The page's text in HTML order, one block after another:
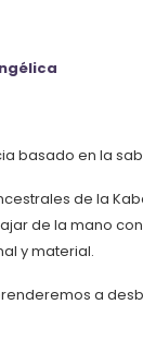
basado en la
de la
de la mano
y material.
a